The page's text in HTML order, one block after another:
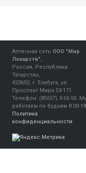
Аптечная сеть ООО "Мир
Лекарств",
Россия, Республика
Татарстан,
423602, г. Елабуга, ул.
Проспект Мира 53-171
Телефон: (85557) 3-55-50.
работаем по будням 8.00-
Политика
конфиденциальности